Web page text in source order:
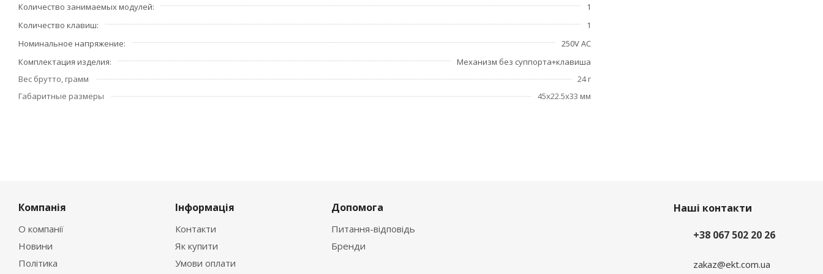
Количество занимаемых модулей
1
Количество клавиш
1
Номинальное напряжение
250V AC
Комплектация изделия
Механизм без суппорта+клавиша
Вес брутто, грамм
24 г
Габаритные размеры
45x22.5x33 мм
Компанія
О компанії
Новини
Політика
Інформація
Контакти
Як купити
Умови оплати
Допомога
Питання-відповідь
Бренди
Наші контакти
+38 067 502 20 26
zakaz@ekt.com.ua